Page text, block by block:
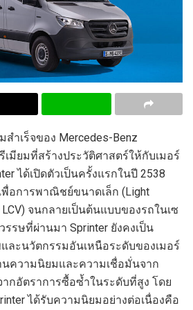
สำเร็จของ Mercedes-Benz
มียมที่สร้างประวัติศาสตร์ให้กับเมอร์
ได้เปิดตัวเป็นครั้งแรกในปี 2538
พื่อการพาณิชย์ขนาดเล็ก (Light
จนกลายเป็นต้นแบบของรถในเซ
รรษที่ผ่านมา Sprinter ยังคงเป็น
ละนวัตกรรมอันเหนือระดับของเมอร์
ความนิยมและความเชื่อมั่นจาก
ากอัตราการซื้อซ้ำในระดับที่สูง โดย
ได้รับความนิยมอย่างต่อเนื่องคือ